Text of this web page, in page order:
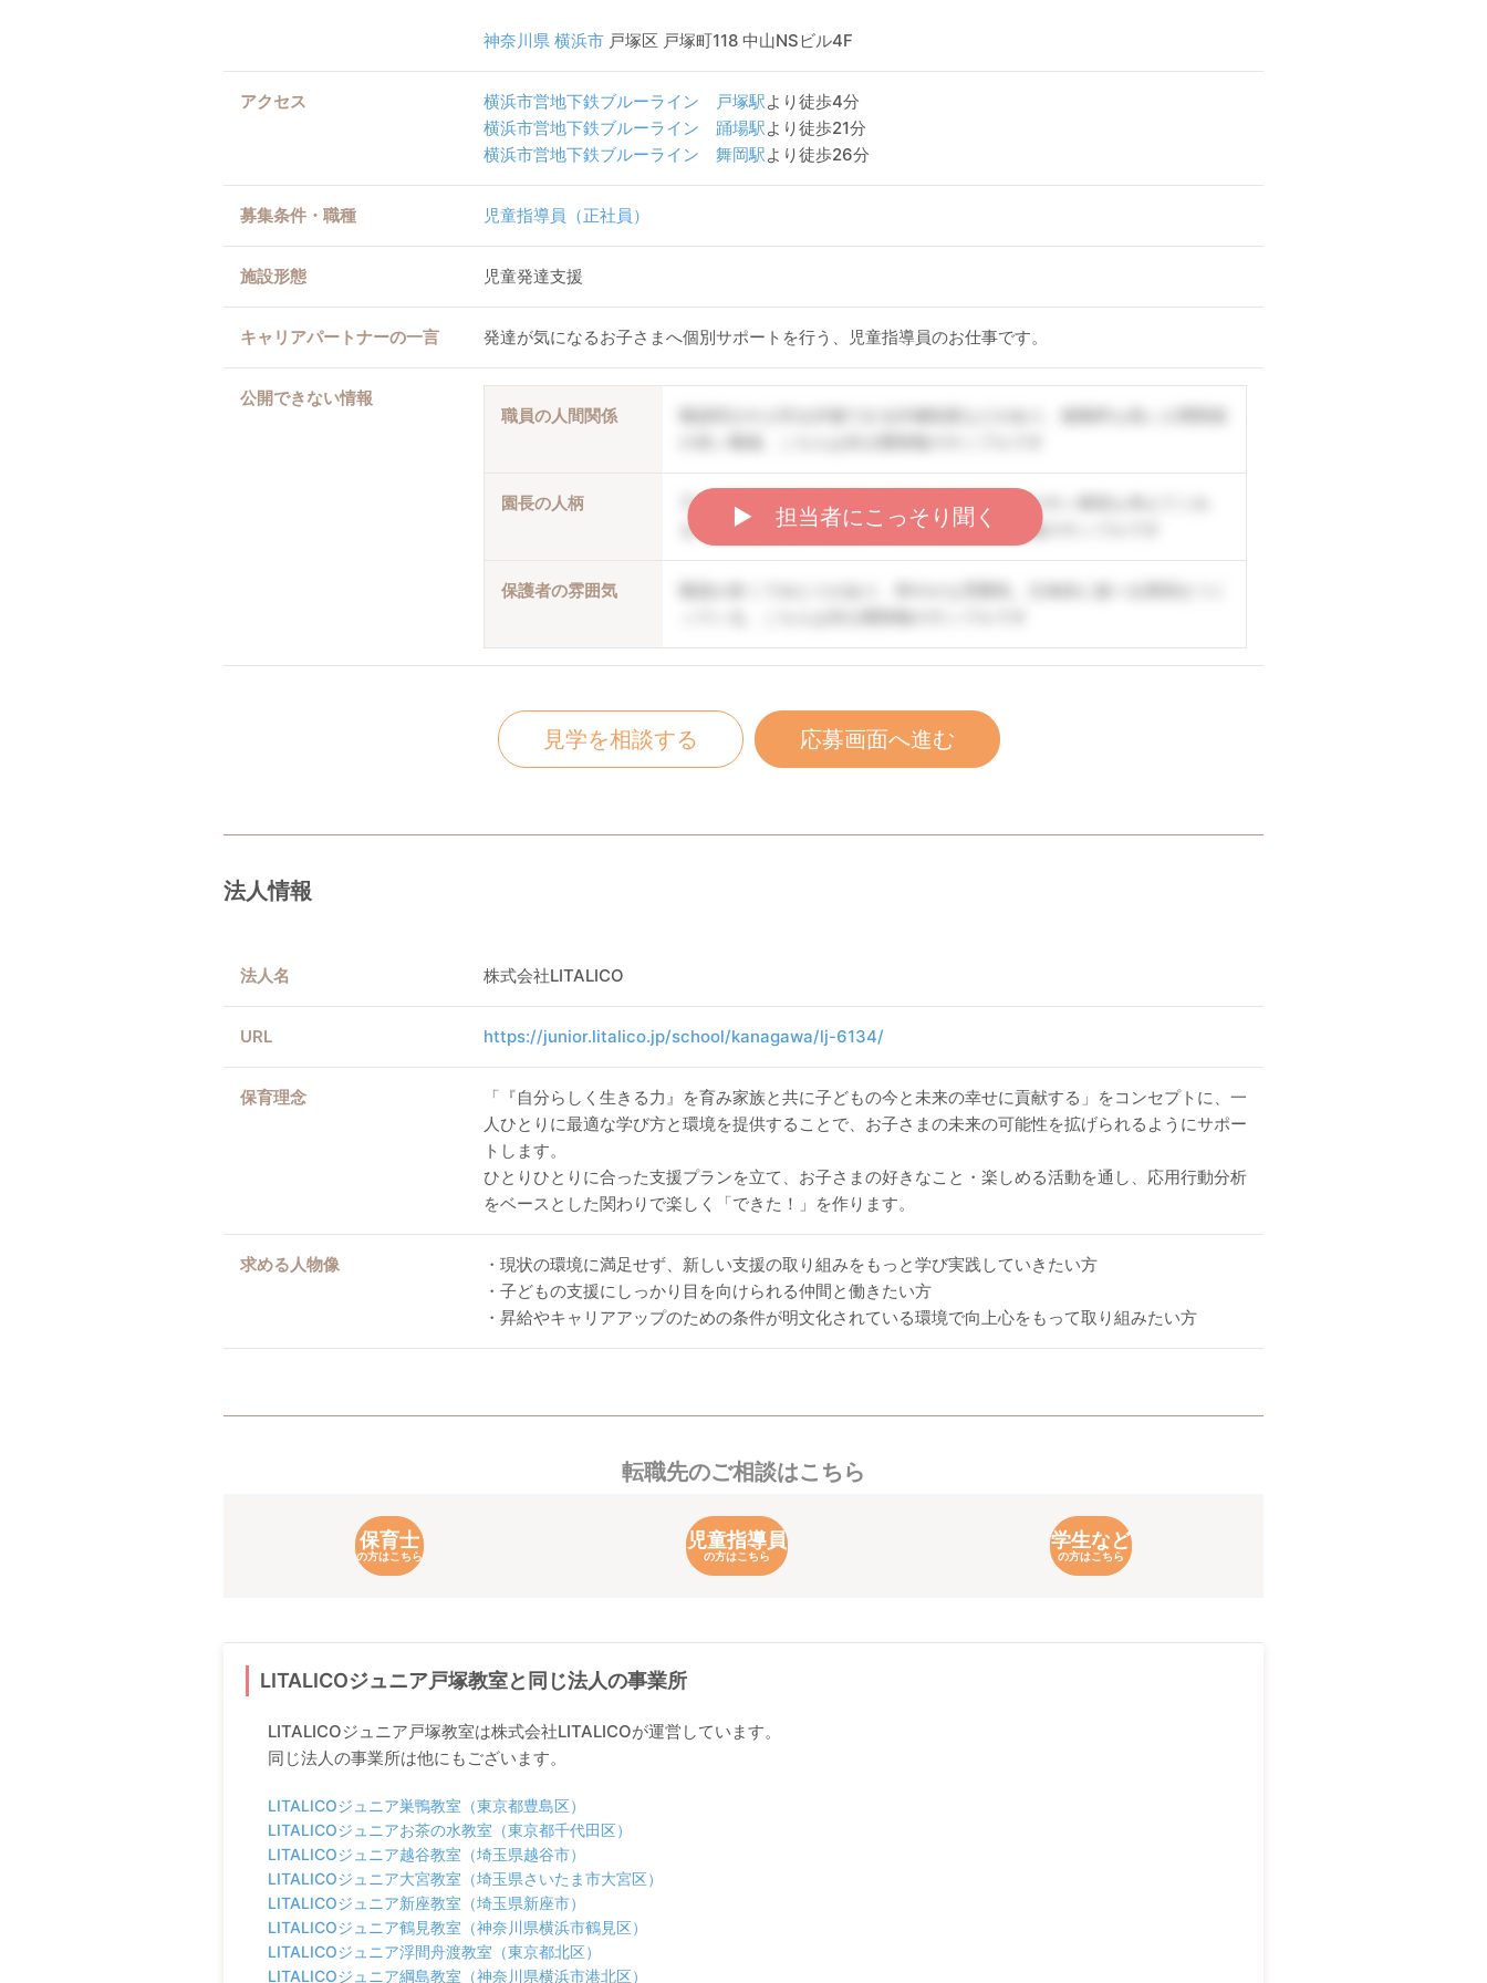
神奈川県 横浜市戸塚区 戸塚町118 中山NSビル4F
アクセス 横浜市営地下鉄ブルーライン 戸塚駅より徒歩4分
横浜市営地下鉄ブルーライン
踊場駅より徒歩21分
横浜市営地下鉄ブルーライン
舞岡駅より徒歩26分
募集条件・職種 児童指導員（正社員）
施設形態 児童発達支援
キャリアパートナーの一言 発達が気になるお子さまへ個別サポートを行う、児童指導員のお仕事です。
公開できない情報
職員の人間関係
園長の人柄
子どもの個性を伸ばしていく方針。職員の働きやすい環境も考えてくれ
る。口調は穏やかで優しい。こちらは非公開情報のサンプルです
保護者の雰囲気
▶︎ 担当者にこっそり聞く
見学を相談する 応募画面へ進む
法人情報
法人名 株式会社LITALICO
URL https://junior.litalico.jp/school/kanagawa/lj-6134/
保育理念
「『自分らしく生きる力』を育み家族と共に子どもの今と未来の幸せに貢献する」をコンセプトに、一
人ひとりに最適な学び方と環境を提供することで、お子さまの未来の可能性を拡げられるようにサポー
トします。
ひとりひとりに合った支援プランを立て、お子さまの好きなこと・楽しめる活動を通し、応用行動分析
をベースとした関わりで楽しく「できた！」を作ります。
求める人物像
・現状の環境に満足せず、新しい支援の取り組みをもっと学び実践していきたい方
・子どもの支援にしっかり目を向けられる仲間と働きたい方
・昇給やキャリアアップのための条件が明文化されている環境で向上心をもって取り組みたい方
転職先のご相談はこちら
保育士
の方はこちら
児童指導員
の方はこちら
学生など
の方はこちら
LITALICOジュニア戸塚教室と同じ法人の事業所
LITALICOジュニア戸塚教室は株式会社LITALICOが運営しています。
同じ法人の事業所は他にもございます。
LITALICOジュニア巣鴨教室（東京都豊島区）
LITALICOジュニアお茶の水教室（東京都千代田区）
LITALICOジュニア越谷教室（埼玉県越谷市）
LITALICOジュニア大宮教室（埼玉県さいたま市大宮区）
LITALICOジュニア新座教室（埼玉県新座市）
LITALICOジュニア鶴見教室（神奈川県横浜市鶴見区）
LITALICOジュニア浮間舟渡教室（東京都北区）
LITALICOジュニア綱島教室（神奈川県横浜市港北区）